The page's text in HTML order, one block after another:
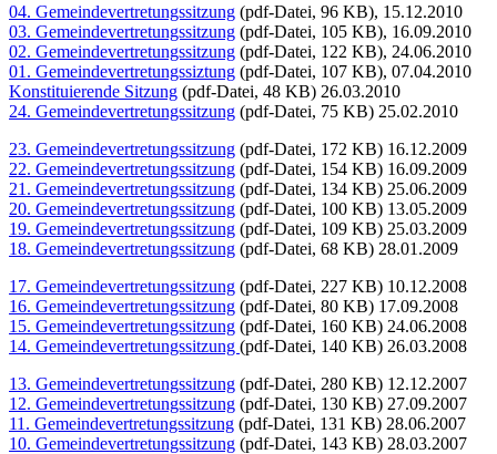
04. Gemeindevertretungssitzung (pdf-Datei, 96 KB), 15.12.2010
03. Gemeindevertretungssitzung (pdf-Datei, 105 KB), 16.09.2010
02. Gemeindevertretungssitzung (pdf-Datei, 122 KB), 24.06.2010
01. Gemeindevertretungssiztung (pdf-Datei, 107 KB), 07.04.2010
Konstituierende Sitzung (pdf-Datei, 48 KB) 26.03.2010
24. Gemeindevertretungssitzung (pdf-Datei, 75 KB) 25.02.2010
23. Gemeindevertretungssitzung (pdf-Datei, 172 KB) 16.12.2009
22. Gemeindevertretungssitzung (pdf-Datei, 154 KB) 16.09.2009
21. Gemeindevertretungssitzung (pdf-Datei, 134 KB) 25.06.2009
20. Gemeindevertretungssitzung (pdf-Datei, 100 KB) 13.05.2009
19. Gemeindevertretungssitzung (pdf-Datei, 109 KB) 25.03.2009
18. Gemeindevertretungssitzung (pdf-Datei, 68 KB) 28.01.2009
17. Gemeindevertretungssitzung (pdf-Datei, 227 KB) 10.12.2008
16. Gemeindevertretungssitzung (pdf-Datei, 80 KB) 17.09.2008
15. Gemeindevertretungssitzung (pdf-Datei, 160 KB) 24.06.2008
14. Gemeindevertretungssitzung (pdf-Datei, 140 KB) 26.03.2008
13. Gemeindevertretungssitzung (pdf-Datei, 280 KB) 12.12.2007
12. Gemeindevertretungssitzung (pdf-Datei, 130 KB) 27.09.2007
11. Gemeindevertretungssitzung (pdf-Datei, 131 KB) 28.06.2007
10. Gemeindevertretungssitzung (pdf-Datei, 143 KB) 28.03.2007